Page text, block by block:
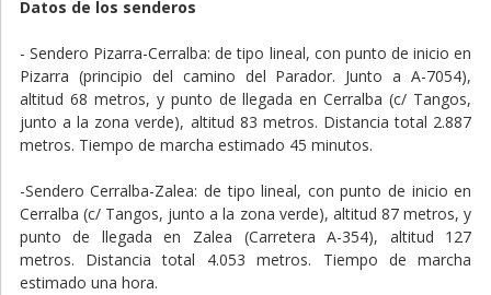
Datos de los senderos
- Sendero Pizarra-Cerralba: de tipo lineal, con punto de inicio en
Pizarra (principio del camino del Parador. Junto a A-7054),
altitud 68 metros, y punto de llegada en Cerralba (c/ Tangos,
junto a la zona verde), altitud 83 metros. Distancia total 2.887
metros. Tiempo de marcha estimado 45 minutos.
-Sendero Cerralba-Zalea: de tipo lineal, con punto de inicio en
Cerralba (c/ Tangos, junto a la zona verde), altitud 87 metros, y
punto de llegada en Zalea (Carretera A-354), altitud 127
metros. Distancia total 4.053 metros. Tiempo de marcha
estimado una hora.